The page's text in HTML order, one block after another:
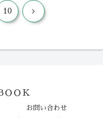
10 次
ＯＯＫ
お問い合わせ